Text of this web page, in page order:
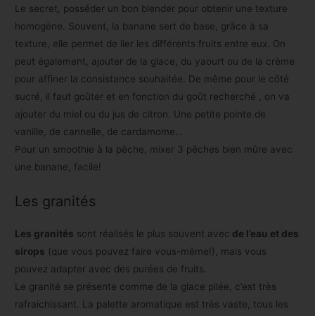
Le secret, posséder un bon blender pour obtenir une texture
homogène. Souvent, la banane sert de base, grâce à sa
texture, elle permet de lier les différents fruits entre eux. On
peut également, ajouter de la glace, du yaourt ou de la crème
pour affiner la consistance souhaitée. De même pour le côté
sucré, il faut goûter et en fonction du goût recherché , on va
ajouter du miel ou du jus de citron. Une petite pointe de
vanille, de cannelle, de cardamome…
Pour un smoothie à la pêche, mixer 3 pêches bien mûre avec
une banane, facile!
Les granités
Les granités sont réalisés le plus souvent avec de l’eau et des
sirops (que vous pouvez faire vous-même!), mais vous
pouvez adapter avec des purées de fruits.
Le granité se présente comme de la glace pilée, c’est très
rafraichissant. La palette aromatique est très vaste, tous les